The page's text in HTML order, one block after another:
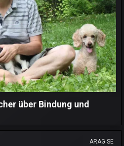
über Bindung und
ARAG SE